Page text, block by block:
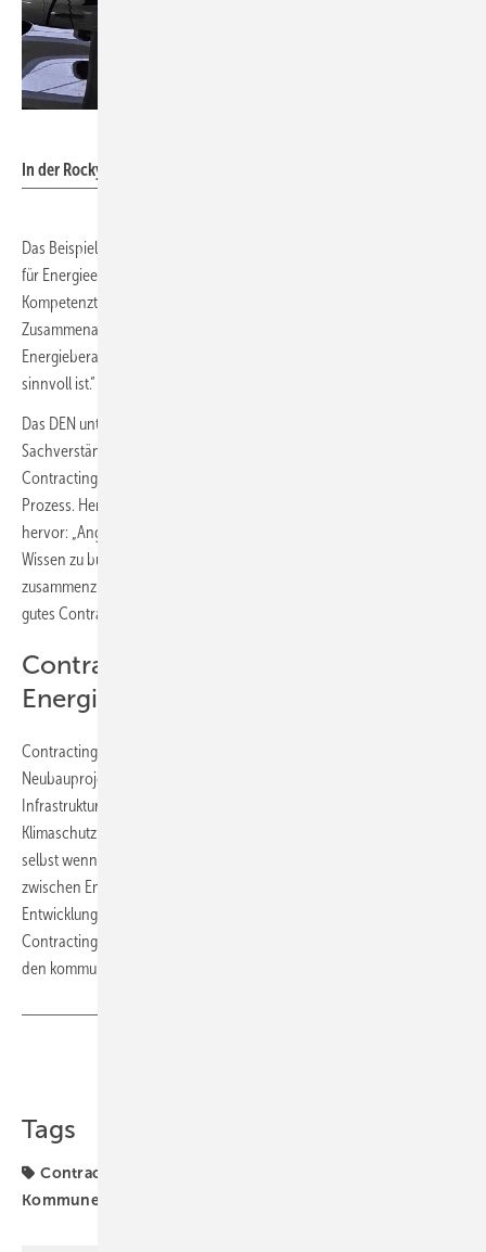
In der Rockywood-Tiefgarage sind 20 E-Ladestationen installiert.
Das Beispiel Rockywood verdeutlicht das Potenzial von Contracting
für Energieeffizienzmaßnahmen. Ralf Enneking, Koordinator des DEN-
Kompetenzteams Contracting, betont: „Das verdeutlicht, dass die
Zusammenarbeit von Contracting-Unternehmen und
Energieberater:innen – auch im Gebäudebereich – fruchtbar und
sinnvoll ist.“
Das DEN unterstützt Kommunen als unabhängiges Netzwerk von
Sachverständigen bei der Auswahl und Umsetzung geeigneter
Contractinganngebote und begleitet sie fachlich durch den gesamten
Prozess. Hermann Dannecker, Ehrenvorsitzender des DEN, hebt
hervor: „Angesichts der Komplexität des Themas ist es entscheidend,
Wissen zu bündeln und unterschiedliche Perspektiven
zusammenzubringen. Gemeinsam müssen wir Kommunen zeigen, wie
gutes Contracting Klimaschutz finanzierbar macht.“
Contracting als Motor für die
Energiewende in Kommunen nutzen
Contracting-Lösungen eignen sich nicht nur für ambitionierte
Neubauprojekte, sondern auch für Bestandsgebäude und kommunale
Infrastruktur. Sie bieten Kommunen die Möglichkeit,
Klimaschutzmaßnahmen effizient und wirtschaftlich umzusetzen,
selbst wenn eigene Ressourcen begrenzt sind. Die Zusammenarbeit
zwischen Energieberatern und Contracting-Unternehmen fördert die
Entwicklung nachhaltiger und zukunftsweisender Energielösungen.
Contracting bleibt ein wichtiger Baustein für die Energiewende und
den kommunalen Klimaschutz. ar /
Tags
Contracting
Kommunen